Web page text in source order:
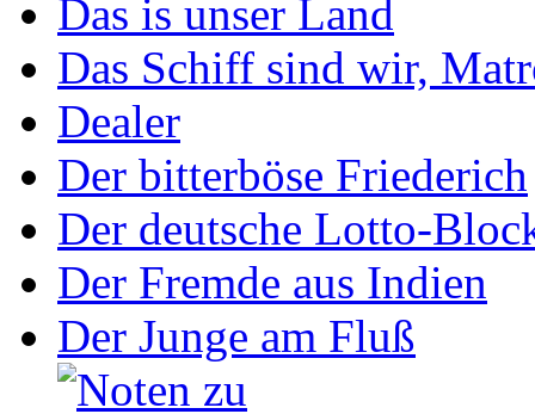
Das is unser Land
Das Schiff sind wir,
Dealer
Der bitterböse Friederich
Der deutsche Lotto-
Der Fremde aus Indien
Der Junge am Fluß